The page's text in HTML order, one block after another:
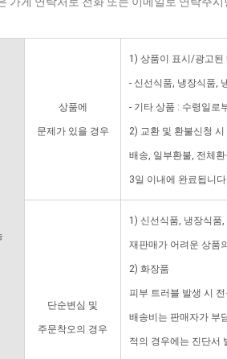
상품에
문제가 있을 경우
1) 상품이 표시/광고된
- 신선식품, 냉장식품,
- 기타 상품 : 수령일로
2) 교환 및 환불신청
배송, 일부환불, 전체
3일 이내에 완료됩니
단순변심 및
주문착오의 경우
1) 신선식품, 냉장식품
재판매가 어려운 상품
2) 화장품
피부 트러블 발생 시
배송비는 판매자가 부
적의 경우에는 진단서